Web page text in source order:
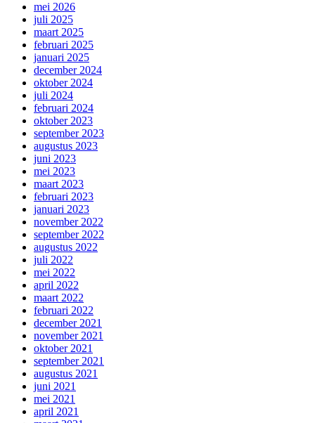
mei 2026
juli 2025
maart 2025
februari 2025
januari 2025
december 2024
oktober 2024
juli 2024
februari 2024
oktober 2023
september 2023
augustus 2023
juni 2023
mei 2023
maart 2023
februari 2023
januari 2023
november 2022
september 2022
augustus 2022
juli 2022
mei 2022
april 2022
maart 2022
februari 2022
december 2021
november 2021
oktober 2021
september 2021
augustus 2021
juni 2021
mei 2021
april 2021